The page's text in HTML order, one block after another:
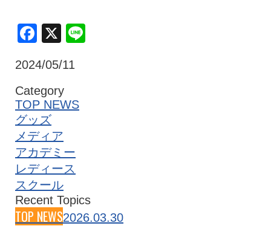
スクール
ファンクラブ
トップチーム
スポンサー
Facebook
X
2024/05/11
Category
TOP NEWS
グッズ
メディア
アカデミー
レディース
スクール
Recent Topics
TOP NEWS2026.03.30